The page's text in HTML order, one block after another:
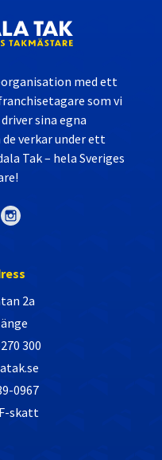
med ett
som vi
sina egna
verkar under ett
Tak – hela Sveriges
2a
300
0967
skatt